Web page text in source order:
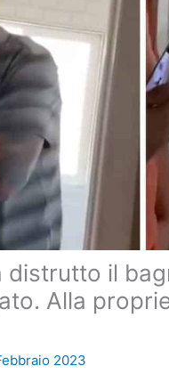
distrutto il
Alla
2023